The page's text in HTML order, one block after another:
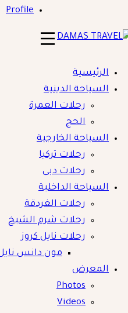
Profile
الرئيسية
السياحة الدينية
رحلات العمرة
الحج
السياحة الخارجية
رحلات تركيا
رحلات دبى
السياحة الداخلية
رحلات الغردقة
رحلات شرم الشيخ
رحلات نايل كروز
مون دانس
المعرض
Photos
Videos